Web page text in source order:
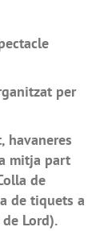
per
havaneres
mitja part
de
de tiquets a
Lord).